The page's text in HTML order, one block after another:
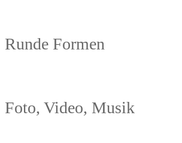
Runde Formen
Foto, Video, Musik